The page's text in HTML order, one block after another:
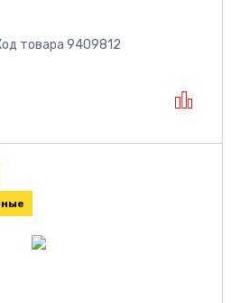
товара 9409812